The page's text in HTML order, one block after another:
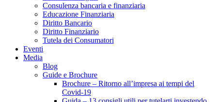
Consulenza bancaria e finanziaria
Educazione Finanziaria
Diritto Bancario
Diritto Finanziario
Tutela dei Consumatori
Eventi
Media
Blog
Guide e Brochure
Brochure – Ritorno all’impresa ai tempi del
Covid-19